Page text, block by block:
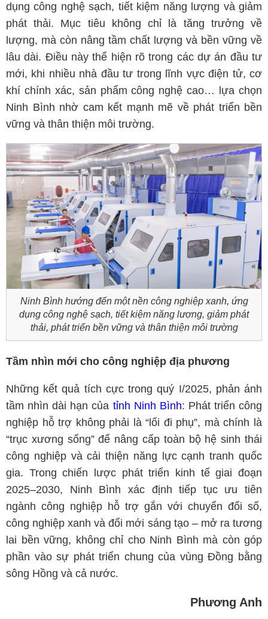
dụng công nghệ sạch, tiết kiệm năng lượng và giảm
phát thải. Mục tiêu không chỉ là tăng trưởng về
lượng, mà còn nâng tầm chất lượng và bền vững về
lâu dài. Điều này thể hiện rõ trong các dự án đầu tư
mới, khi nhiều nhà đầu tư trong lĩnh vực điện tử, cơ
khí chính xác, sản phẩm công nghệ cao… lựa chọn
Ninh Bình nhờ cam kết mạnh mẽ về phát triển bền
vững và thân thiện môi trường.
Ninh Bình hướng đến một nền công nghiệp xanh, ứng
dụng công nghệ sạch, tiết kiệm năng lượng, giảm phát
thải, phát triển bền vững và thân thiện môi trường
Tầm nhìn mới cho công nghiệp địa phương
Những kết quả tích cực trong quý I/2025, phản ánh
tầm nhìn dài hạn của tỉnh Ninh Bình: Phát triển công
nghiệp hỗ trợ không phải là “lối đi phụ”, mà chính là
“trục xương sống” để nâng cấp toàn bộ hệ sinh thái
công nghiệp và cải thiện năng lực cạnh tranh quốc
gia. Trong chiến lược phát triển kinh tế giai đoạn
2025–2030, Ninh Bình xác định tiếp tục ưu tiên
ngành công nghiệp hỗ trợ gắn với chuyển đổi số,
công nghiệp xanh và đổi mới sáng tạo – mở ra tương
lai bền vững, không chỉ cho Ninh Bình mà còn góp
phần vào sự phát triển chung của vùng Đồng bằng
sông Hồng và cả nước.
Phương Anh